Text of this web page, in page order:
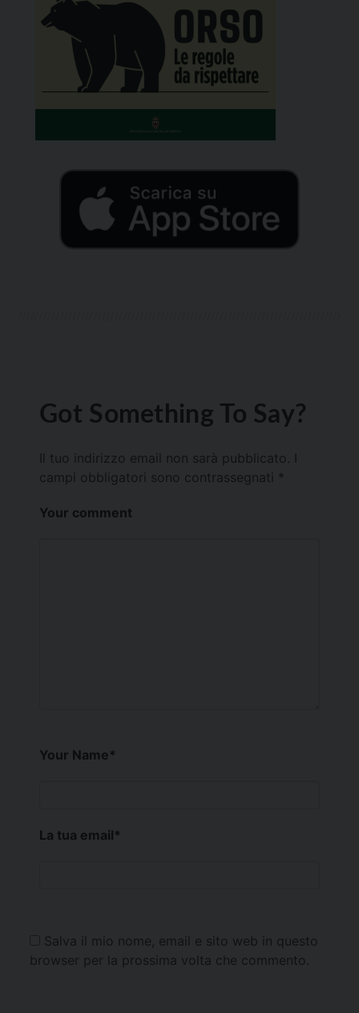
Got Something To Say?
Il tuo indirizzo email non sarà pubblicato.
campi obbligatori sono contrassegnati *
Your comment
Your Name*
La tua email*
Salva il mio nome, email e sito web in questo
browser per la prossima volta che commento.